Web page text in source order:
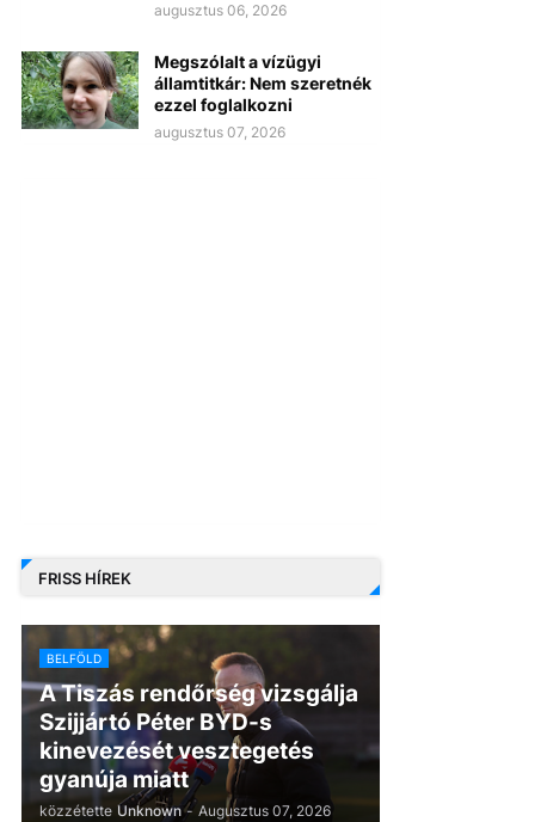
augusztus 06, 2026
Megszólalt a vízügyi
államtitkár: Nem szeretnék
ezzel foglalkozni
augusztus 07, 2026
FRISS HÍREK
BELFÖLD
A Tiszás rendőrség vizsgálja
Szijjártó Péter BYD-s
kinevezését vesztegetés
gyanúja miatt
közzétette Unknown - Augusztus 07, 2026